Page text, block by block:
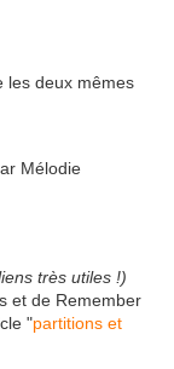
les deux mêmes
Mélodie
très utiles !)
et de Remember
"partitions et